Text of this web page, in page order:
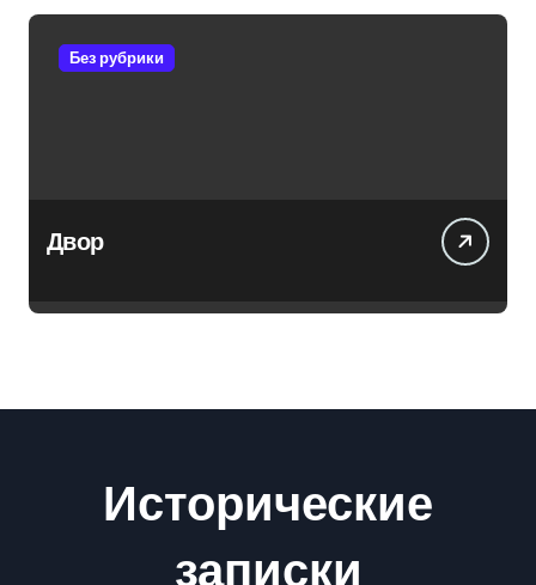
Без рубрики
Двор
Исторические
записки